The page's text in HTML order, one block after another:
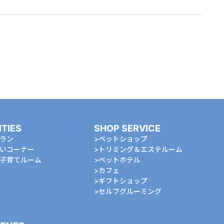
ン
コーナー
育てルーム
SHOP SERVICE
ペットショップ
トリミング＆エステルーム
ペットホテル
カフェ
ギフトショップ
セルフグルーミング